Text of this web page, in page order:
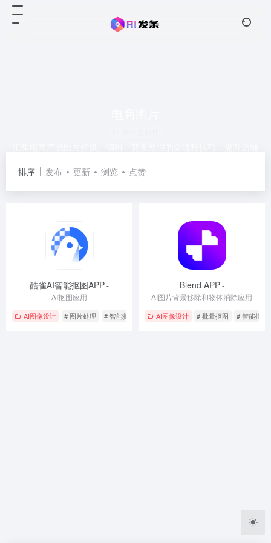
排序
发布 更新 浏览 点赞
酷雀AI智能抠图APP-
AI抠图应用
AI图像设计 # 图片处理 # 智能抠图 # 电商图片
Blend APP-
AI图片背景移除和物体消除应用
AI图像设计 # 批量抠图 # 智能抠图